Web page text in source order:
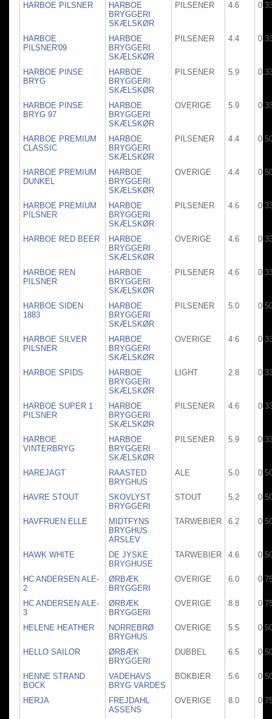
HARBOE PILSNER
HARBOE
BRYGGERI
SKÆLSKØR
PILSENER 4.6
HARBOE
PILSNER'09
HARBOE
BRYGGERI
SKÆLSKØR
PILSENER 4.4
HARBOE PINSE
BRYG
HARBOE
BRYGGERI
SKÆLSKØR
PILSENER 5.9
HARBOE PINSE
BRYG 97
HARBOE
BRYGGERI
SKÆLSKØR
OVERIGE 5.9
HARBOE PREMIUM
CLASSIC
HARBOE
BRYGGERI
SKÆLSKØR
PILSENER 4.4
HARBOE PREMIUM
DUNKEL
HARBOE
BRYGGERI
SKÆLSKØR
OVERIGE 4.4
HARBOE PREMIUM
PILSNER
HARBOE
BRYGGERI
SKÆLSKØR
PILSENER 4.6
HARBOE RED BEER
HARBOE
BRYGGERI
SKÆLSKØR
OVERIGE 4.6
HARBOE REN
PILSNER
HARBOE
BRYGGERI
SKÆLSKØR
PILSENER 4.6
HARBOE SIDEN
1883
HARBOE
BRYGGERI
SKÆLSKØR
PILSENER 5.0
HARBOE SILVER
PILSNER
HARBOE
BRYGGERI
SKÆLSKØR
OVERIGE 4.6
HARBOE SPIDS
HARBOE
BRYGGERI
SKÆLSKØR
LIGHT 2.8
HARBOE SUPER 1
PILSNER
HARBOE
BRYGGERI
SKÆLSKØR
PILSENER 4.6
HARBOE
VINTERBRYG
HARBOE
BRYGGERI
SKÆLSKØR
PILSENER 5.9
HAREJAGT
RAASTED
BRYGHUS
ALE 5.0
HAVRE STOUT
SKOVLYST
BRYGGERI
STOUT 5.2
HAVFRUEN ELLE
MIDTFYNS
BRYGHUS
ARSLEV
TARWEBIER 6.2
HAWK WHITE
DE JYSKE
BRYGHUSE
TARWEBIER 4.6
HC ANDERSEN ALE-
2
ØRBÆK
BRYGGERI
OVERIGE 6.0
HC ANDERSEN ALE-
3
ØRBÆK
BRYGGERI
OVERIGE 8.8
HELENE HEATHER
NORREBRØ
BRYGHUS
OVERIGE 5.5
HELLO SAILOR
ØRBÆK
BRYGGERI
DUBBEL 6.5
HENNE STRAND
BOCK
VADEHAVS
BRYG VARDES
BOKBIER 5.6
HERJA
FREJDAHL
ASSENS
OVERIGE 8.0